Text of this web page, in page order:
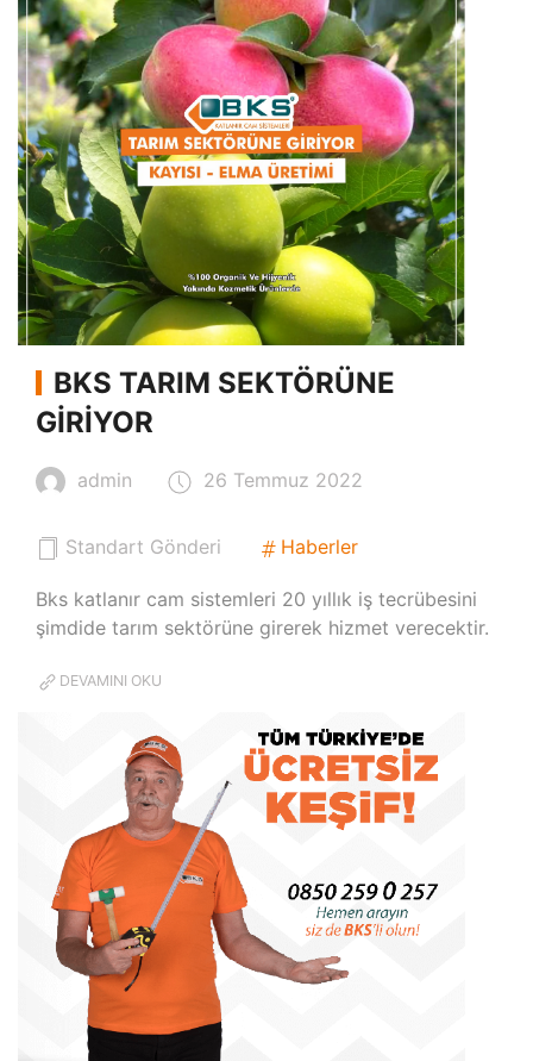
BKS TARIM SEKTÖRÜNE
GIRIYOR
admin 26 Temmuz 2022
Standart Gönderi Haberler
Bks katlanır cam sistemleri 20 yıllık iş tecrübesini
şimdide tarım sektörüne girerek hizmet verecektir.
DEVAMINI OKU